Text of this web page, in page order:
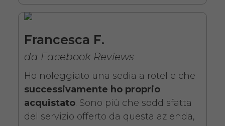
COSTO NOLEGGIO
Noleggio Carrozzina
pieghevole ad autospinta
Francesca F.
da Facebook Reviews
Ho noleggiato una sedia a rotelle che
successivamente ho proprio
acquistato. Sono più che soddisfatta
del servizio offerto da questa azienda,